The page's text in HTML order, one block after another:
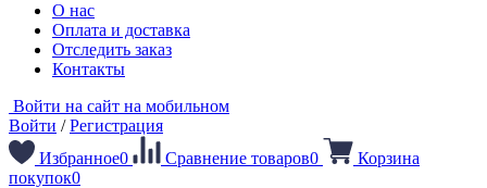
О нас
Оплата и доставка
Отследить заказ
Контакты
Войти на сайт на мобильном
Войти /Регистрация
Избранное0 Сравнение товаров0
Корзина
покупок0